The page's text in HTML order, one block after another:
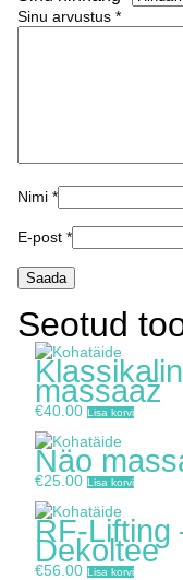
Sinu arvustus *
Nimi *
E-post *
Seotud
massaaž
€40.00 Lisa korvi
Näo
€25.00 Lisa korvi
RF-Lifting
Dekoltee
€56.00 Lisa korvi